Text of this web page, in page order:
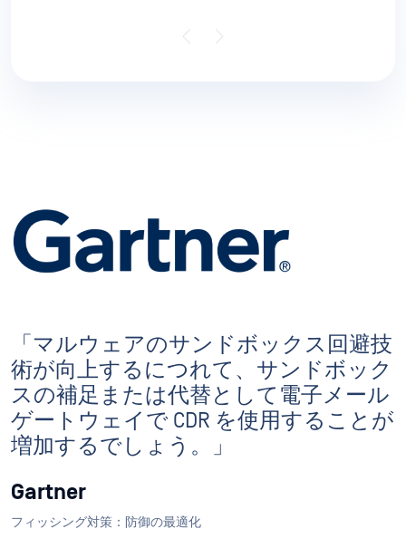
「マルウェアのサンドボックス回避技
術が向上するにつれて、サンドボック
スの補足または代替として電子メール
ゲートウェイで CDR を使用することが
増加するでしょう。」
Gartner
フィッシング対策：防御の最適化